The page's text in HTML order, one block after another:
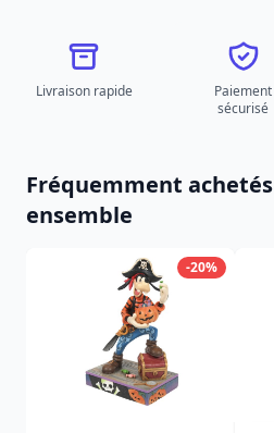
Livraison rapide
Paiement
sécurisé
Fréquemment achetés
ensemble
-20%